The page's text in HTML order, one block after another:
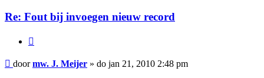
Re: Fout bij invoegen nieuw record
Bericht
doormw. J. Meijer » do jan 21, 2010 2:48 pm